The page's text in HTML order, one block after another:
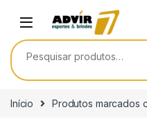
Pesquisar por:
Início Produtos marcados